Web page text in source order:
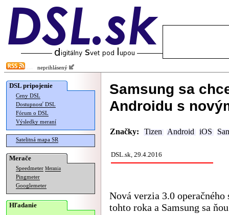
neprihlásený
DSL pripojenie
Ceny DSL
Dostupnosť DSL
Fórum o DSL
Výsledky meraní
Satelitná mapa SR
Merače
Speedmeter Merania
Pingmeter
Googlemeter
Hľadanie
Samsung sa
Androidu s
Značky: Tizen Android iOS
DSL.sk, 29.4.2016
Nová verzia 3.0
tohto roka a Samsung sa